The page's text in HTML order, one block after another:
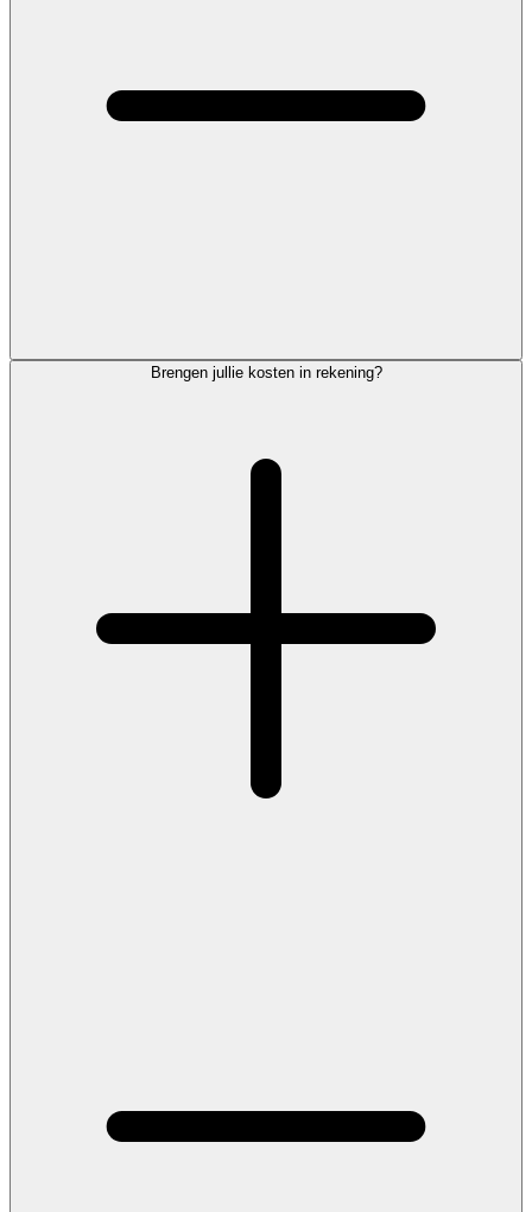
Brengen jullie kosten in rekening?